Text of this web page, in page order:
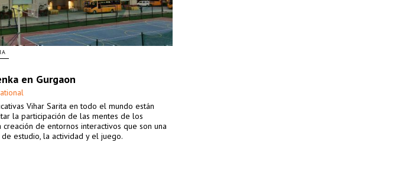
en Gurgaon
Vihar Sarita en todo el mundo están
la participación de las mentes de los
de entornos interactivos que son una
estudio, la actividad y el juego.